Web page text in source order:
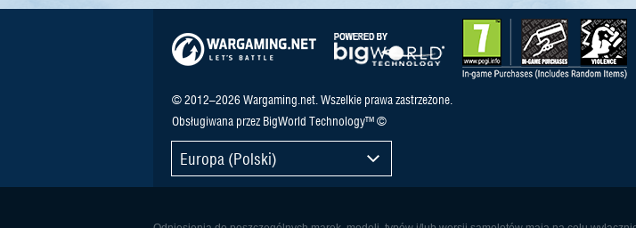
© 2012–2026 Wargaming.net. Wszelkie prawa zastrzeżone.
Obsługiwana przez BigWorld Technology™ ©
Europa (Polski)